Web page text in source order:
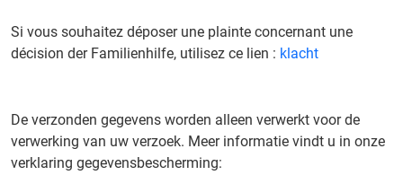
Si vous souhaitez déposer une plainte concernant une
décision der Familienhilfe, utilisez ce lien : klacht
De verzonden gegevens worden alleen verwerkt voor de
verwerking van uw verzoek. Meer informatie vindt u in onze
verklaring gegevensbescherming: